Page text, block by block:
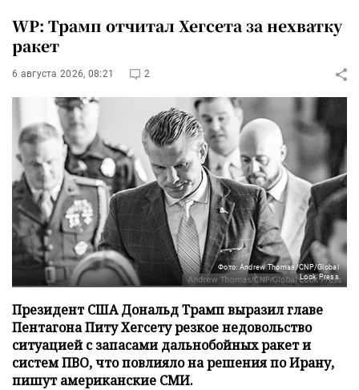
WP: Трамп отчитал Хегсета за нехватку
ракет
6 августа 2026, 08:21 2
Фото: Andrew Thomas/CNP/Global
Look Press
Президент США Дональд Трамп выразил главе
Пентагона Питу Хегсету резкое недовольство
ситуацией с запасами дальнобойных ракет и
систем ПВО, что повлияло на решения по Ирану,
пишут американские СМИ.